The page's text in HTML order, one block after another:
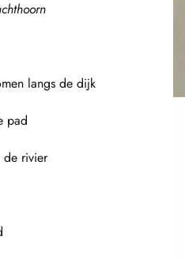
langs de dijk
pad
rivier